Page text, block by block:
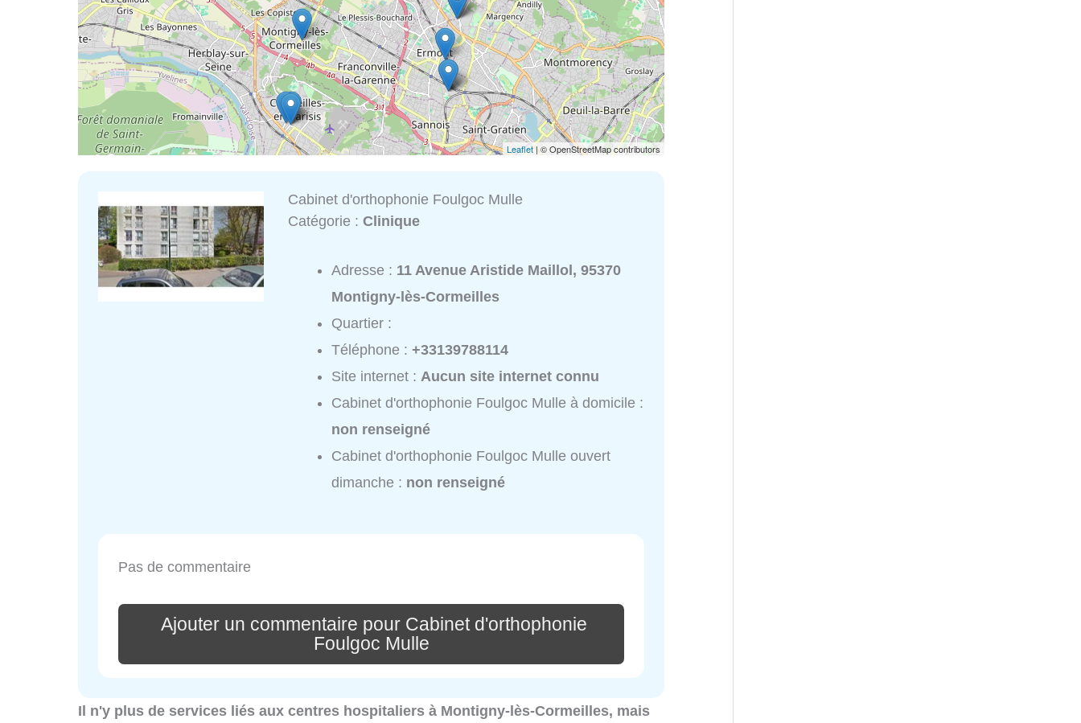
Leaflet| © OpenStreetMap contributors
Cabinet d'orthophonie Foulgoc Mulle
Catégorie :Clinique
Adresse : 11 Avenue Aristide Maillol, 95370
Montigny-lès-Cormeilles
Quartier :
Téléphone :+33139788114
Site internet :Aucun site internet connu
Cabinet d'orthophonie Foulgoc Mulle à domicile :
non renseigné
Cabinet d'orthophonie Foulgoc Mulle ouvert
dimanche : non renseigné
Pas de commentaire
Ajouter un commentaire pour Cabinet d'orthophonie
Foulgoc Mulle
Il n'y plus de services liés aux centres hospitaliers à Montigny-lès-Cormeilles, mais